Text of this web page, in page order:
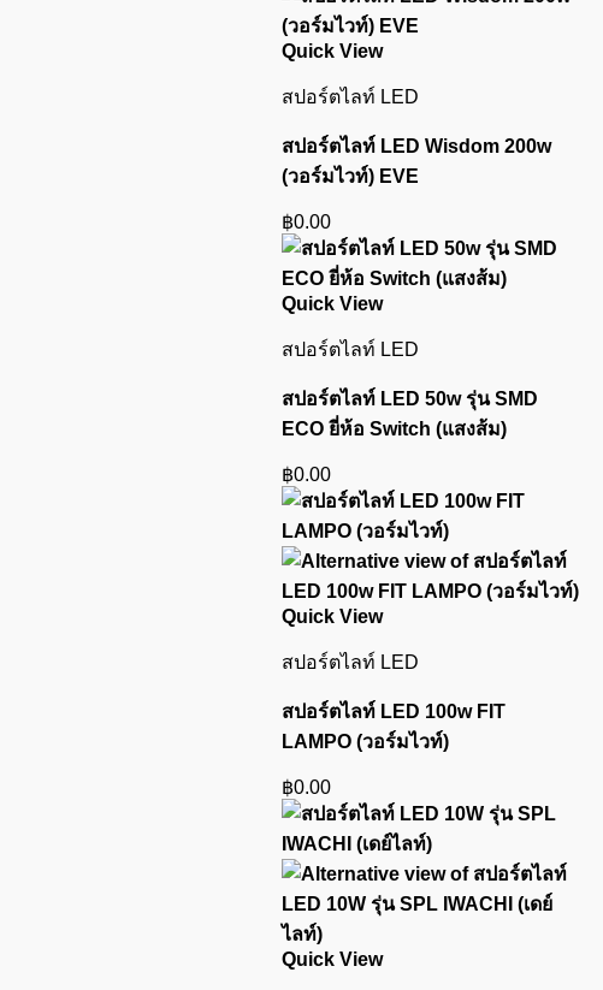
Quick View
สปอร์ตไลท์ LED
สปอร์ตไลท์ LED Wisdom 200w
(วอร์มไวท์) EVE
฿0.00
Quick View
สปอร์ตไลท์ LED
สปอร์ตไลท์ LED 50w รุ่น SMD
ECO ยี่ห้อ Switch (แสงส้ม)
฿0.00
Quick View
สปอร์ตไลท์ LED
สปอร์ตไลท์ LED 100w FIT
LAMPO (วอร์มไวท์)
฿0.00
Quick View